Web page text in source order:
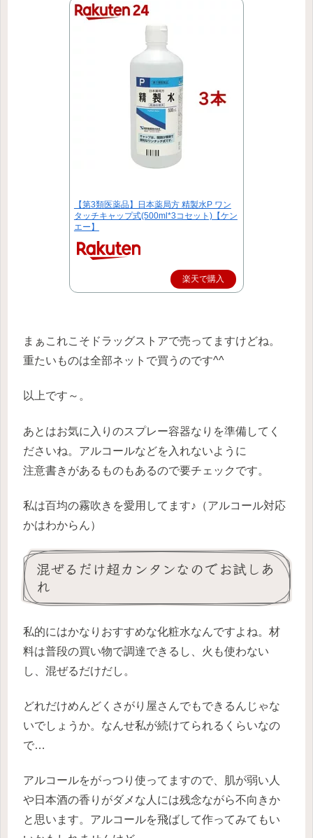
【第3類医薬品】日本薬局方 精製水P ワン
タッチキャップ式(500ml*3コセット)【ケン
エー】
楽天で購入
まぁこれこそドラッグストアで売ってますけどね。
重たいものは全部ネットで買うのです^^
以上です～。
あとはお気に入りのスプレー容器なりを準備してく
ださいね。アルコールなどを入れないように
注意書きがあるものもあるので要チェックです。
私は百均の霧吹きを愛用してます♪（アルコール対応
かはわからん）
混ぜるだけ超カンタンなのでお試しあ
れ
私的にはかなりおすすめな化粧水なんですよね。材
料は普段の買い物で調達できるし、火も使わない
し、混ぜるだけだし。
どれだけめんどくさがり屋さんでもできるんじゃな
いでしょうか。なんせ私が続けてられるくらいなの
で…
アルコールをがっつり使ってますので、肌が弱い人
や日本酒の香りがダメな人には残念ながら不向きか
と思います。アルコールを飛ばして作ってみてもい